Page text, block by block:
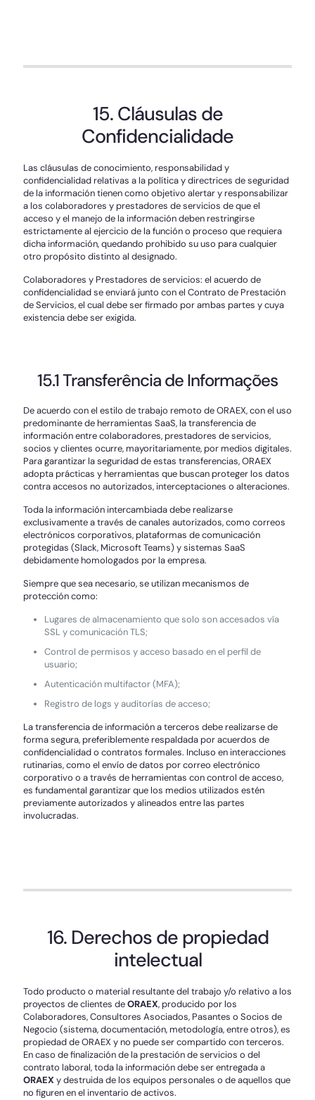
15. Cláusulas de
Confidencialidade
Las cláusulas de conocimiento, responsabilidad y
confidencialidad relativas a la política y directrices de seguridad
de la información tienen como objetivo alertar y responsabilizar
a los colaboradores y prestadores de servicios de que el
acceso y el manejo de la información deben restringirse
estrictamente al ejercicio de la función o proceso que requiera
dicha información, quedando prohibido su uso para cualquier
otro propósito distinto al designado.
Colaboradores y Prestadores de servicios: el acuerdo de
confidencialidad se enviará junto con el Contrato de Prestación
de Servicios, el cual debe ser firmado por ambas partes y cuya
existencia debe ser exigida.
15.1 Transferência de Informações
De acuerdo con el estilo de trabajo remoto de ORAEX, con el uso
predominante de herramientas SaaS, la transferencia de
información entre colaboradores, prestadores de servicios,
socios y clientes ocurre, mayoritariamente, por medios digitales.
Para garantizar la seguridad de estas transferencias, ORAEX
adopta prácticas y herramientas que buscan proteger los datos
contra accesos no autorizados, interceptaciones o alteraciones.
Toda la información intercambiada debe realizarse
exclusivamente a través de canales autorizados, como correos
electrónicos corporativos, plataformas de comunicación
protegidas (Slack, Microsoft Teams) y sistemas SaaS
debidamente homologados por la empresa.
Siempre que sea necesario, se utilizan mecanismos de
protección como:
Lugares de almacenamiento que solo son accesados vía
SSL y comunicación TLS;
Control de permisos y acceso basado en el perfil de
usuario;
Autenticación multifactor (MFA);
Registro de logs y auditorías de acceso;
La transferencia de información a terceros debe realizarse de
forma segura, preferiblemente respaldada por acuerdos de
confidencialidad o contratos formales. Incluso en interacciones
rutinarias, como el envío de datos por correo electrónico
corporativo o a través de herramientas con control de acceso,
es fundamental garantizar que los medios utilizados estén
previamente autorizados y alineados entre las partes
involucradas.
16. Derechos de propiedad
intelectual
Todo producto o material resultante del trabajo y/o relativo a los
proyectos de clientes deORAEX, producido por los
Colaboradores, Consultores Asociados, Pasantes o Socios de
Negocio (sistema, documentación, metodología, entre otros), es
propiedad de ORAEX y no puede ser compartido con terceros.
En caso de finalización de la prestación de servicios o del
contrato laboral, toda la información debe ser entregada a
ORAEX y destruida de los equipos personales o de aquellos que
no figuren en el inventario de activos.